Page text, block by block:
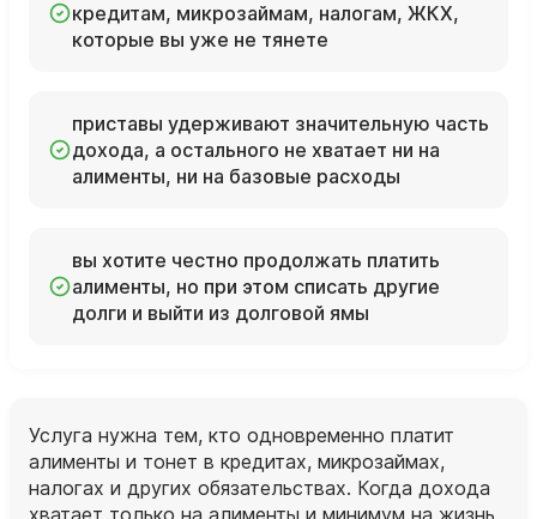
кредитам, микрозаймам, налогам, ЖКХ,
которые вы уже не тянете
приставы удерживают значительную часть
дохода, а остального не хватает ни на
алименты, ни на базовые расходы
вы хотите честно продолжать платить
алименты, но при этом списать другие
долги и выйти из долговой ямы
Услуга нужна тем, кто одновременно платит
алименты и тонет в кредитах, микрозаймах,
налогах и других обязательствах. Когда дохода